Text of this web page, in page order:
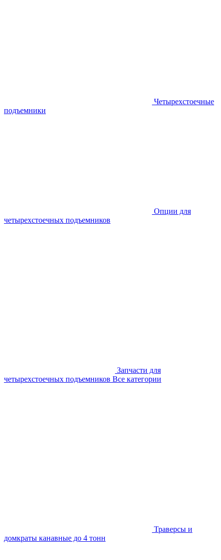
Четырехстоечные
подъемники
Опции для
четырехстоечных подъемников
Запчасти для
четырехстоечных подъемников Все категории
Траверсы и
домкраты канавные до 4 тонн